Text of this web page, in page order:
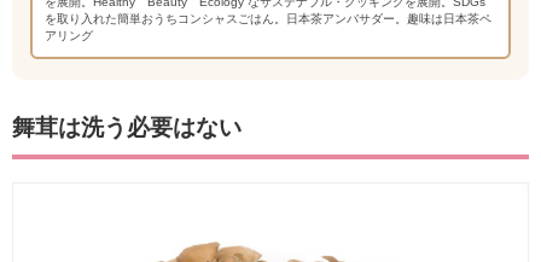
を取り入れた簡単おうちコンシャスごはん。日本茶アンバサダー。趣味は日本茶ペ
アリング
舞茸は洗う必要はない